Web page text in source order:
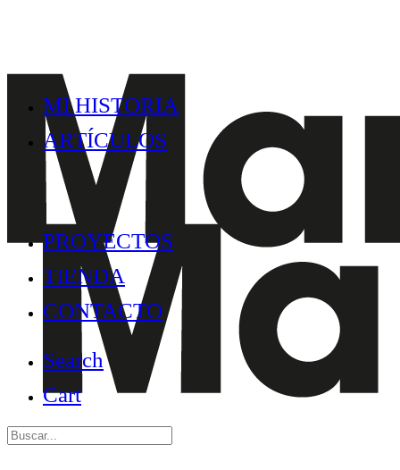
MI HISTORIA
ARTÍCULOS
PROYECTOS
TIENDA
CONTACTO
Search
Cart